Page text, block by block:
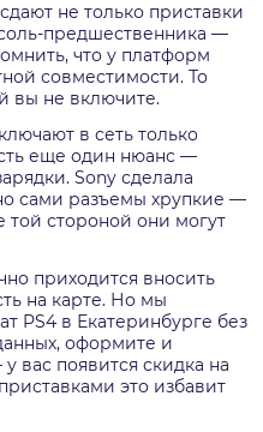
не только приставки
предшественника —
что у платформ
совместимости. То
вы не включите.
в сеть только
еще один нюанс —
Sony сделала
сами разъемы хрупкие —
стороной они могут
приходится вносить
на карте. Но мы
PS4 в Екатеринбурге без
оформите и
вас появится скидка на
это избавит